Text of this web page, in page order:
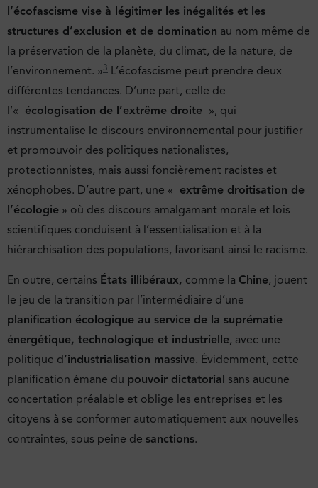
l’écofascisme vise à légitimer les inégalités et les
structures d’exclusion et de domination au nom même de
la préservation de la planète, du climat, de la nature, de
l’environnement. »3 L’écofascisme peut prendre deux
différentes tendances. D’une part, celle de
l’« écologisation de l’extrême droite », qui
instrumentalise le discours environnemental pour justifier
et promouvoir des politiques nationalistes,
protectionnistes, mais aussi foncièrement racistes et
xénophobes. D’autre part, une « extrême droitisation de
l’écologie » où des discours amalgamant morale et lois
scientifiques conduisent à l’essentialisation et à la
hiérarchisation des populations, favorisant ainsi le racisme.
En outre, certains États illibéraux, comme la Chine, jouent
le jeu de la transition par l’intermédiaire d’une
planification écologique au service de la suprématie
énergétique, technologique et industrielle, avec une
politique d’industrialisation massive. Évidemment, cette
planification émane du pouvoir dictatorial sans aucune
concertation préalable et oblige les entreprises et les
citoyens à se conformer automatiquement aux nouvelles
contraintes, sous peine de sanctions.